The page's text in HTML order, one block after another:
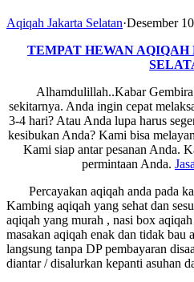
0823
Aqiqah Jakarta Selatan·Desember
TEMPAT HEWAN
Alhamdulillah..Kabar Gembira
sekitarnya. Anda ingin cepat
3-4 hari? Atau Anda lupa harus
kesibukan Anda? Kami bisa
Kami siap antar pesanan Anda.
permintaan Anda. Jasa
Percayakan aqiqah anda pada
Kambing aqiqah yang sehat dan
aqiqah yang murah , nasi box
masakan aqiqah enak dan tidak bau
langsung tanpa DP pembayaran
diantar / disalurkan kepanti asuhan